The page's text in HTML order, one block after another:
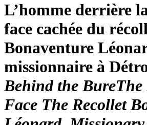
L’homme derrière
face cachée du
Bonaventure
missionnaire à
Behind the Bure
Face The Recollet